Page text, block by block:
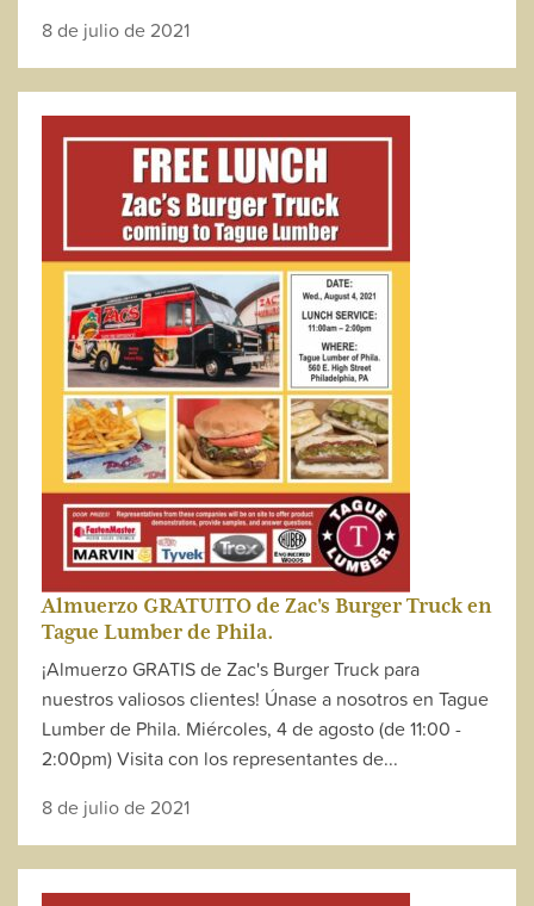
8 de julio de 2021
Almuerzo GRATUITO de Zac's Burger Truck en
Tague Lumber de Phila.
¡Almuerzo GRATIS de Zac's Burger Truck para
nuestros valiosos clientes! Únase a nosotros en Tague
Lumber de Phila. Miércoles, 4 de agosto (de 11:00 -
2:00pm) Visita con los representantes de...
8 de julio de 2021